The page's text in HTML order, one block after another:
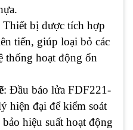
Thiết bị được tích hợp
tiến, giúp loại bỏ các
thống hoạt động ổn
: Đầu báo lửa FDF221-
hiện đại để kiểm soát
hiệu suất hoạt động